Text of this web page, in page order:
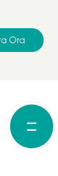
Ora